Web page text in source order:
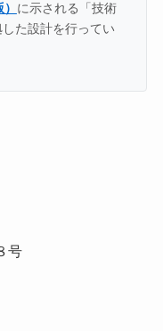
に示される「技術
た設計を行ってい
号